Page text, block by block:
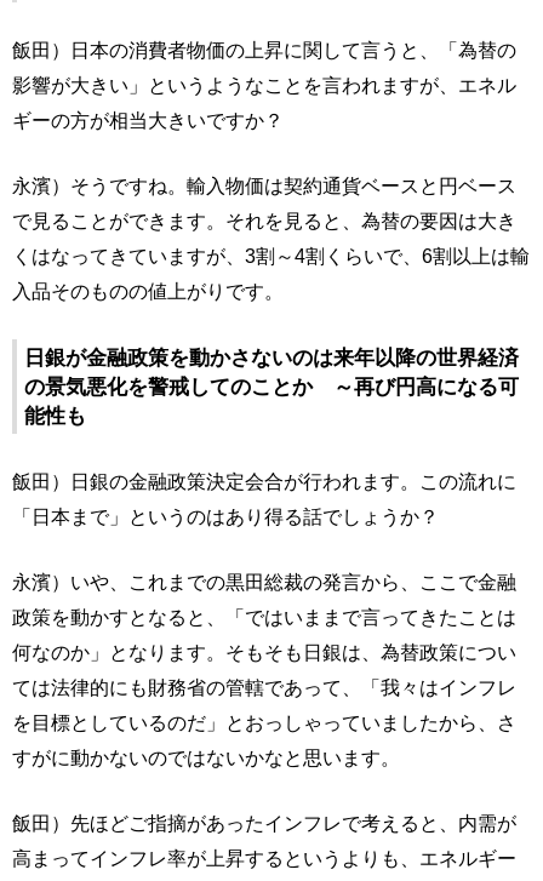
飯田）日本の消費者物価の上昇に関して言うと、「為替の
影響が大きい」というようなことを言われますが、エネル
ギーの方が相当大きいですか？
永濱）そうですね。輸入物価は契約通貨ベースと円ベース
で見ることができます。それを見ると、為替の要因は大き
くはなってきていますが、3割～4割くらいで、6割以上は輸
入品そのものの値上がりです。
日銀が金融政策を動かさないのは来年以降の世界経済
の景気悪化を警戒してのことか ～再び円高になる可
能性も
飯田）日銀の金融政策決定会合が行われます。この流れに
「日本まで」というのはあり得る話でしょうか？
永濱）いや、これまでの黒田総裁の発言から、ここで金融
政策を動かすとなると、「ではいままで言ってきたことは
何なのか」となります。そもそも日銀は、為替政策につい
ては法律的にも財務省の管轄であって、「我々はインフレ
を目標としているのだ」とおっしゃっていましたから、さ
すがに動かないのではないかなと思います。
飯田）先ほどご指摘があったインフレで考えると、内需が
高まってインフレ率が上昇するというよりも、エネルギー